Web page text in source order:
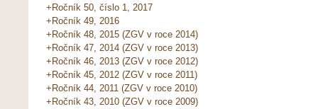
+Ročník 50, číslo 1, 2017
+Ročník 49, 2016
+Ročník 48, 2015 (ZGV v roce 2014)
+Ročník 47, 2014 (ZGV v roce 2013)
+Ročník 46, 2013 (ZGV v roce 2012)
+Ročník 45, 2012 (ZGV v roce 2011)
+Ročník 44, 2011 (ZGV v roce 2010)
+Ročník 43, 2010 (ZGV v roce 2009)